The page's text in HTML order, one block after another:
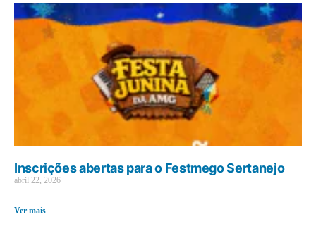
Inscrições abertas para o Festmego Sertanejo
abril 22, 2026
Ver mais